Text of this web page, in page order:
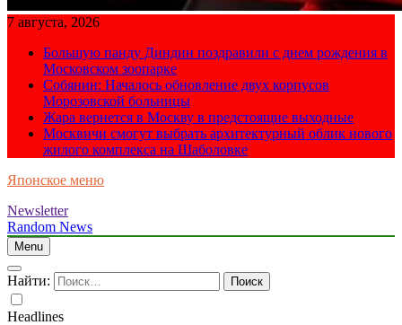
7 августа, 2026
Большую панду Диндин поздравили с днем рождения в
Московском зоопарке
Собянин: Началось обновление двух корпусов
Морозовской больницы
Жара вернется в Москву в предстоящие выходные
Москвичи смогут выбрать архитектурный облик нового
жилого комплекса на Шаболовке
Японское меню
Newsletter
Random News
Menu
Найти:
Headlines